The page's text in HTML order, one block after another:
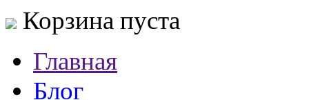
Корзина пуста
Главная
Блог